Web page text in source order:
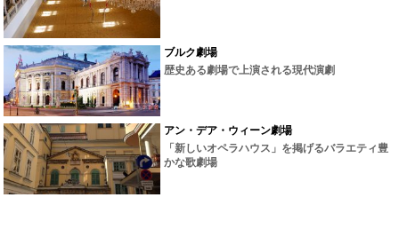
ブルク劇場
歴史ある劇場で上演される現代演劇
アン・デア・ウィーン劇場
「新しいオペラハウス」を掲げるバラエティ豊
かな歌劇場